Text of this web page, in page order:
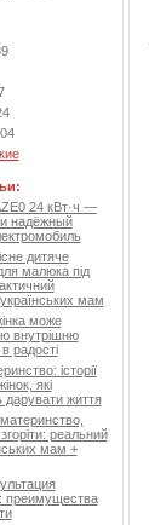
24 кВт·ч —
надёжный
дитяче
малюка під
мам
може
внутрішню
радості
історії
які
життя
реальний
мам +
преимущества